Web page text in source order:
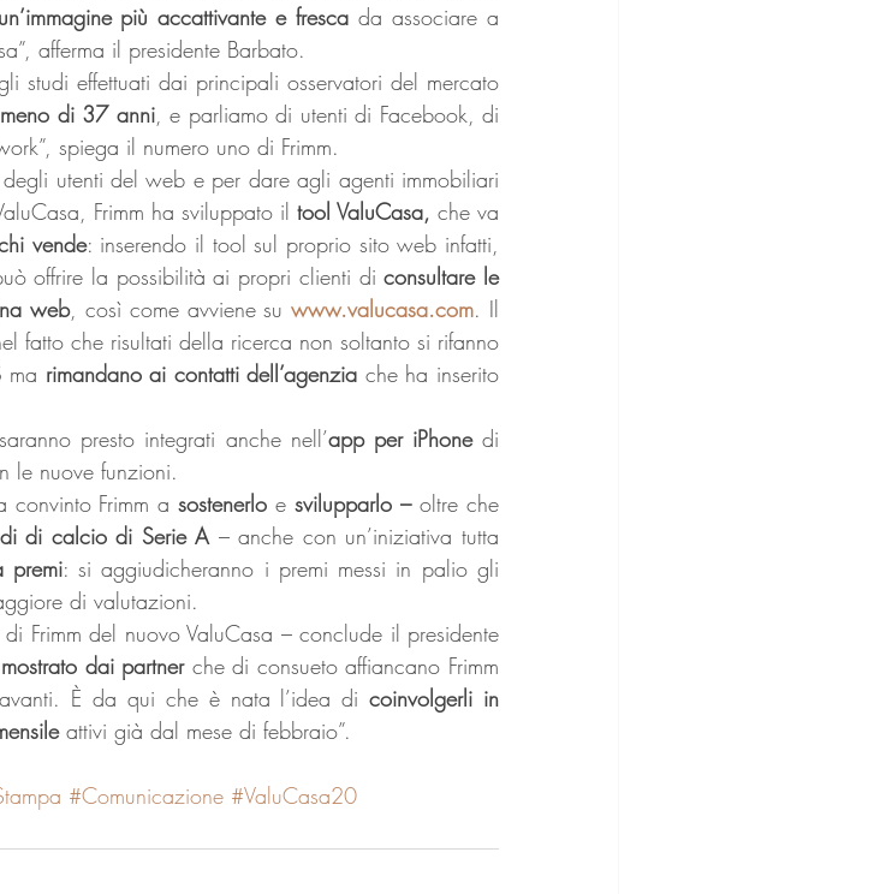
più accattivante e fresca da associare a
afferma il presidente Barbato.
studi effettuati dai principali osservatori del mercato
di 37 anni, e parliamo di utenti di Facebook, di
spiega il numero uno di Frimm.
utenti del web e per dare agli agenti immobiliari
Frimm ha sviluppato il tool ValuCasa, che va
vende: inserendo il tool sul proprio sito web infatti,
offrire la possibilità ai propri clienti di consultare le
web, così come avviene su www.valucasa.com
fatto che risultati della ricerca non soltanto si rifanno
ma rimandano ai contatti dell’agenzia che ha inserito
presto integrati anche nell’app per iPhone di
le nuove funzioni.
convinto Frimm a sostenerlo e svilupparlo – oltre che
di calcio di Serie A – anche con un’iniziativa tutta
premi: si aggiudicheranno i premi messi in palio gli
di valutazioni.
Frimm del nuovo ValuCasa – conclude il presidente
dai partner che di consueto affiancano Frimm
avanti. È da qui che è nata l’idea di coinvolgerli in
attivi già dal mese di febbraio”.
#Comunicazione #ValuCasa20